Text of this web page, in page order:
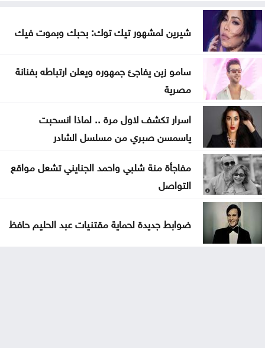
شيرين لمشهور تيك توك: بحبك وبموت فيك
سامو زين يفاجئ جمهوره ويعلن ارتباطه بفنانة
مصرية
اسرار تكشف لاول مرة .. لماذا انسحبت
ياسمسن صبري من مسلسل الشادر
مفاجأة منة شلبي واحمد الجنايني تشعل مواقع
التواصل
ضوابط جديدة لحماية مقتنيات عبد الحليم حافظ